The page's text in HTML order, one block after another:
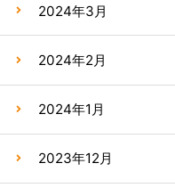
2024年3月
2024年2月
2024年1月
2023年12月